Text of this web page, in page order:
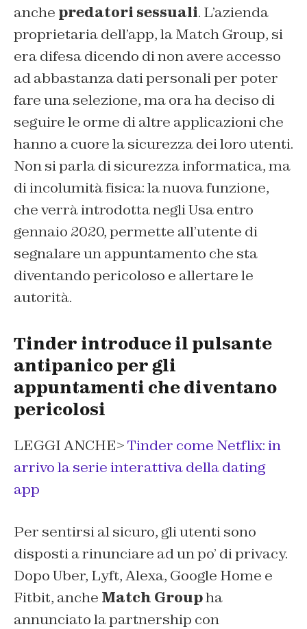
anche predatori sessuali. L’azienda
proprietaria dell’app, la Match Group, si
era difesa dicendo di non avere accesso
ad abbastanza dati personali per poter
fare una selezione, ma ora ha deciso di
seguire le orme di altre applicazioni che
hanno a cuore la sicurezza dei loro utenti.
Non si parla di sicurezza informatica, ma
di incolumità fisica: la nuova funzione,
che verrà introdotta negli Usa entro
gennaio 2020, permette all’utente di
segnalare un appuntamento che sta
diventando pericoloso e allertare le
autorità.
Tinder introduce il pulsante
antipanico per gli
appuntamenti che diventano
pericolosi
LEGGI ANCHE>Tinder come Netflix: in
arrivo la serie interattiva della dating
app
Per sentirsi al sicuro, gli utenti sono
disposti a rinunciare ad un po’ di privacy.
Dopo Uber, Lyft, Alexa, Google Home e
Fitbit, anche Match Groupha
annunciato la partnership con